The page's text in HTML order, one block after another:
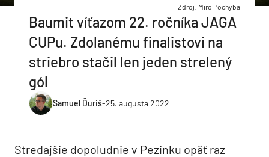
Zdroj: Miro Pochyba
Baumit víťazom 22. ročníka JAGA
CUPu. Zdolanému finalistovi na
striebro stačil len jeden strelený
gól
Samuel Ďuriš-25. augusta 2022
Stredajšie dopoludnie v Pezinku opäť raz